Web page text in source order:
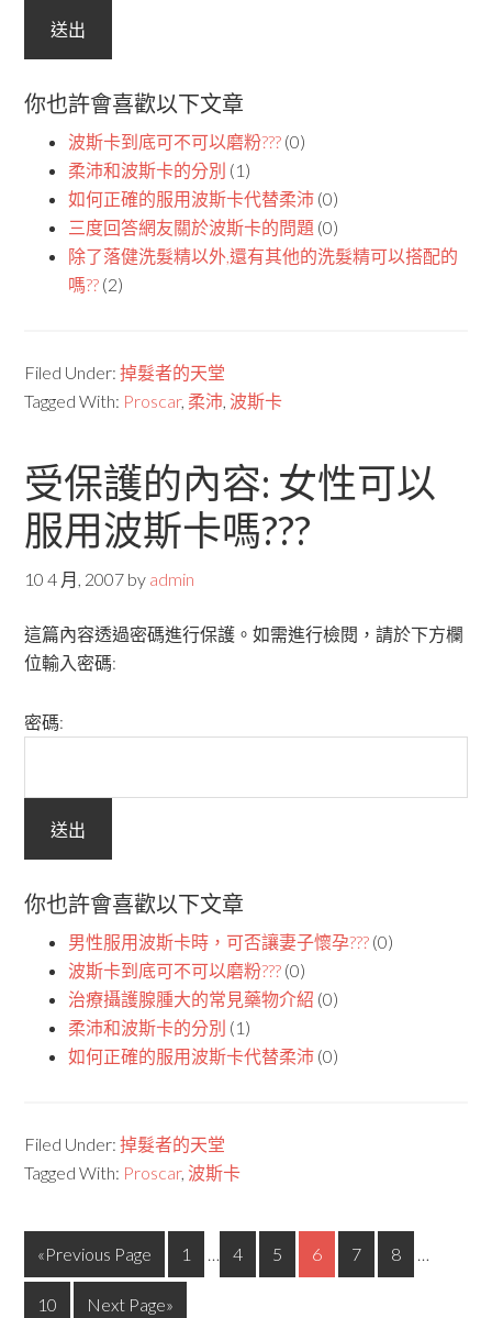
你也許會喜歡以下文章
波斯卡到底可不可以磨粉??? (0)
柔沛和波斯卡的分別 (1)
如何正確的服用波斯卡代替柔沛 (0)
三度回答網友關於波斯卡的問題 (0)
除了落健洗髮精以外,還有其他的洗髮精可以搭配的
嗎?? (2)
Filed Under:掉髮者的天堂
Tagged With: Proscar, 柔沛, 波斯卡
受保護的內容: 女性可以
服用波斯卡嗎???
10 4 月, 2007 by admin
這篇內容透過密碼進行保護。如需進行檢閱，請於下方欄
位輸入密碼:
密碼:
你也許會喜歡以下文章
男性服用波斯卡時，可否讓妻子懷孕??? (0)
波斯卡到底可不可以磨粉??? (0)
治療攝護腺腫大的常見藥物介紹 (0)
柔沛和波斯卡的分別 (1)
如何正確的服用波斯卡代替柔沛 (0)
Filed Under:掉髮者的天堂
Tagged With: Proscar, 波斯卡
«Previous Page 1 … 4 5 6 7 8 …
10 Next Page»